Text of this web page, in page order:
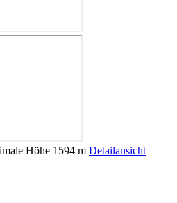
Höhe 1594 m Detailansicht